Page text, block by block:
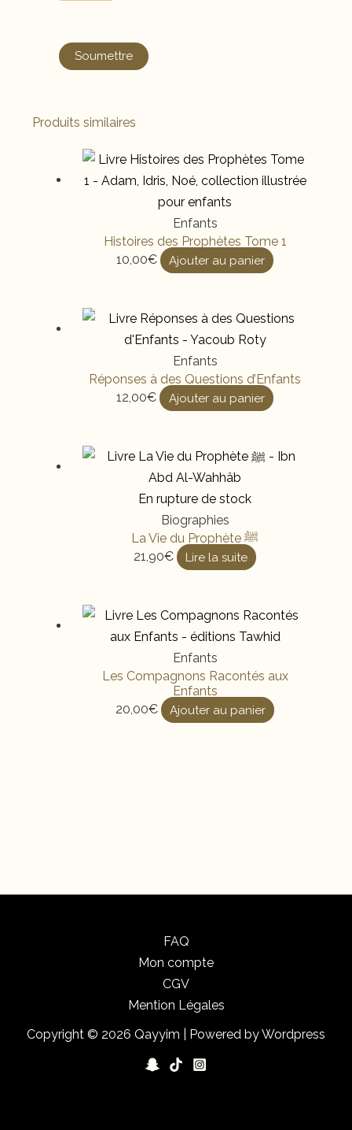
Produits similaires
Enfants
Histoires des Prophètes Tome 1
10,00€ Ajouter au panier
Enfants
Réponses à des Questions d’Enfants
12,00€ Ajouter au panier
En rupture de stock
Biographies
La Vie du Prophète ﷺ
21,90€ Lire la suite
Enfants
Les Compagnons Racontés aux
Enfants
20,00€ Ajouter au panier
FAQ
Mon compte
CGV
Mention Légales
Copyright © 2026 Qayyim | Powered by Wordpress